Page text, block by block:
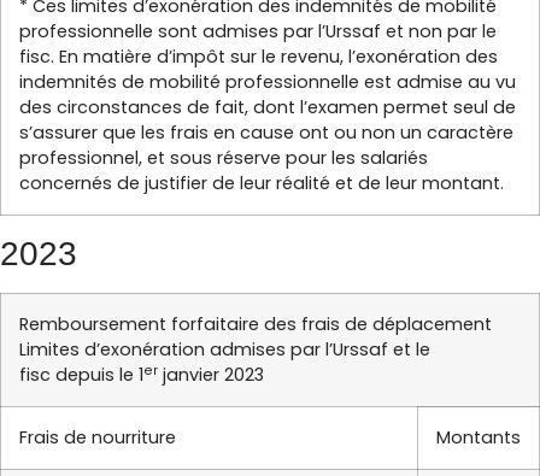
* Ces limites d’exonération des indemnités de mobilité
professionnelle sont admises par l’Urssaf et non par le
fisc. En matière d’impôt sur le revenu, l’exonération des
indemnités de mobilité professionnelle est admise au vu
des circonstances de fait, dont l’examen permet seul de
s’assurer que les frais en cause ont ou non un caractère
professionnel, et sous réserve pour les salariés
concernés de justifier de leur réalité et de leur montant.
2023
Remboursement forfaitaire des frais de déplacement
Limites d’exonération admises par l’Urssaf et le
fisc depuis le 1er janvier 2023
Frais de nourriture Montants